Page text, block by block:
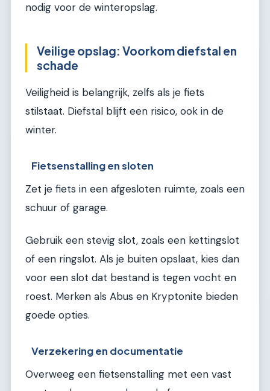
nodig voor de winteropslag.
Veilige opslag: Voorkom diefstal en
schade
Veiligheid is belangrijk, zelfs als je fiets
stilstaat. Diefstal blijft een risico, ook in de
winter.
Fietsenstalling en sloten
Zet je fiets in een afgesloten ruimte, zoals een
schuur of garage.
Gebruik een stevig slot, zoals een kettingslot
of een ringslot. Als je buiten opslaat, kies dan
voor een slot dat bestand is tegen vocht en
roest. Merken als Abus en Kryptonite bieden
goede opties.
Verzekering en documentatie
Overweeg een fietsenstalling met een vast